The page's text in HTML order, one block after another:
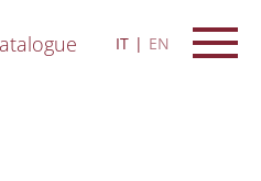
IT EN